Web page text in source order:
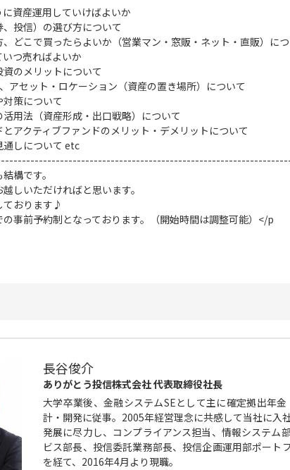
に資産運用していけばよいか
、投信）の選び方について
、どこで買ったらよいか（営業マン・窓販・ネット・直販）に
いつ売ればよいか
のメリットについて
アセット・ロケーション（資産の置き場所）について
対策について
活用法（資産形成・出口戦略）について
とアクティブファンドのメリット・デメリットについて
通しについて etc
構です。
しいただければと思います。
ております♪
事前予約制となっております。（開始時間は調整可能） </p
長谷俊介
ありがとう投信株式会社 代表取締役社長
大学卒業後、金融システムSEとして主に確定拠出年
計・開発に従事。2005年経営理念に共感して当社に入
発展に尽力し、コンプライアンス担当、情報システム
ビス部長、投信委託業務部長、投信企画運用部ポート
を経て、2016年4月より現職。